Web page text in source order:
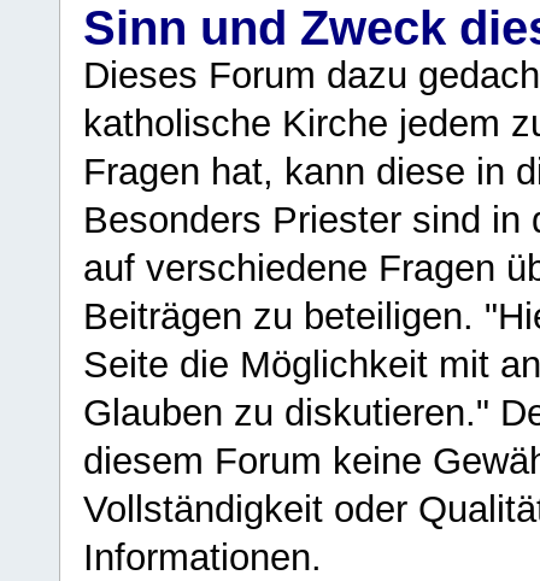
Sinn und Zweck
Dieses Forum dazu
katholische Kirche jedem
Fragen hat, kann diese in
Besonders Priester sind in
auf verschiedene Fragen
Beiträgen zu beteiligen.
Seite die Möglichkeit mit
Glauben zu diskutieren."
diesem Forum keine
Vollständigkeit oder
Informationen.